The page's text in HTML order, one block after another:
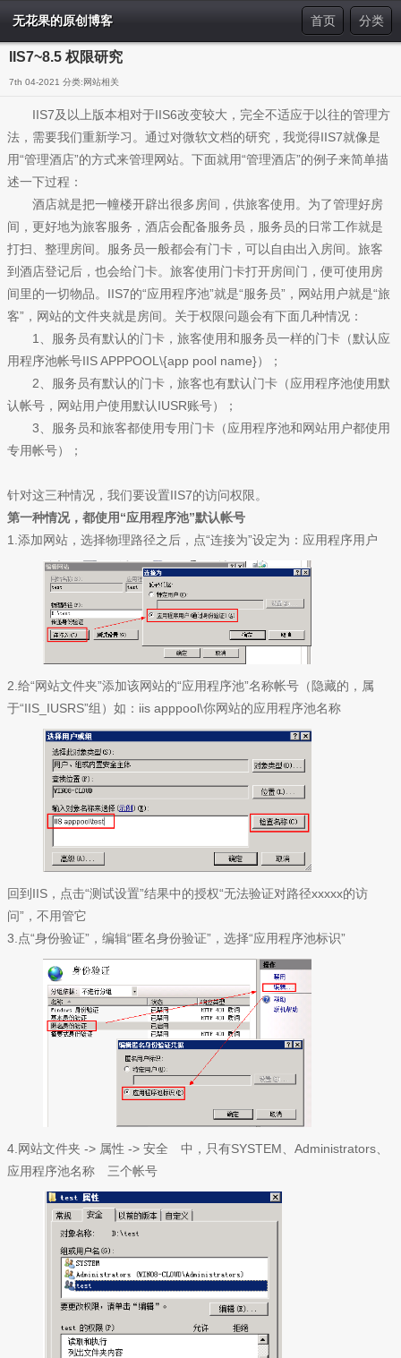
无花果的原创博客 分类
首页
IIS7~8.5 权限研究
7th 04-2021 分类:网站相关
IIS7及以上版本相对于IIS6改变较大，完全不适应于以往的管理方
法，需要我们重新学习。通过对微软文档的研究，我觉得IIS7就像是
用“管理酒店”的方式来管理网站。下面就用“管理酒店”的例子来简单描
述一下过程：
酒店就是把一幢楼开辟出很多房间，供旅客使用。为了管理好房
间，更好地为旅客服务，酒店会配备服务员，服务员的日常工作就是
打扫、整理房间。服务员一般都会有门卡，可以自由出入房间。旅客
到酒店登记后，也会给门卡。旅客使用门卡打开房间门，便可使用房
间里的一切物品。IIS7的“应用程序池”就是“服务员”，网站用户就是“旅
客”，网站的文件夹就是房间。关于权限问题会有下面几种情况：
1、服务员有默认的门卡，旅客使用和服务员一样的门卡（默认应
用程序池帐号IIS APPPOOL\{app pool name}）；
2、服务员有默认的门卡，旅客也有默认门卡（应用程序池使用默
认帐号，网站用户使用默认IUSR账号）；
3、服务员和旅客都使用专用门卡（应用程序池和网站用户都使用
专用帐号）；
针对这三种情况，我们要设置IIS7的访问权限。
第一种情况，都使用“应用程序池”默认帐号
1.添加网站，选择物理路径之后，点“连接为”设定为：应用程序用户
2.给“网站文件夹”添加该网站的“应用程序池”名称帐号（隐藏的，属
于“IIS_IUSRS”组）如：iis apppool\你网站的应用程序池名称
回到IIS，点击“测试设置”结果中的授权“无法验证对路径xxxxx的访
问”，不用管它
3.点“身份验证”，编辑“匿名身份验证”，选择“应用程序池标识”
4.网站文件夹 -> 属性 -> 安全 中，只有SYSTEM、Administrators、
应用程序池名称 三个帐号